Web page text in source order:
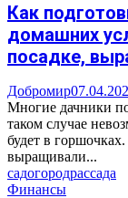
Как
домашних
посадке,
Добромир
Многие дачники
таком случае
будет в
выращивали...
садогородрассада
Финансы